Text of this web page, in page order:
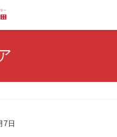
7日